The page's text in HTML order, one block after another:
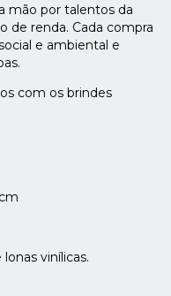
mão por talentos da
de renda. Cada compra
e ambiental e
com os brindes
vinílicas.